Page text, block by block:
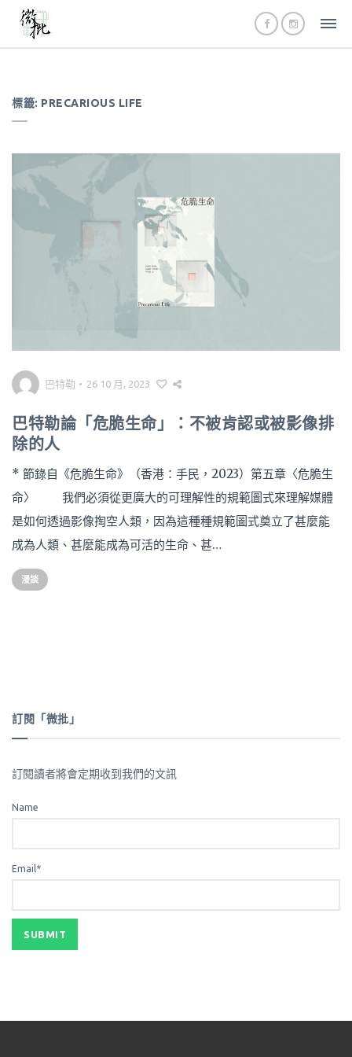
標籤: PRECARIOUS LIFE
巴特勒 • 26 10 月, 2023
巴特勒論「危脆生命」：不被肯認或被影像排
除的人
* 節錄自《危脆生命》（香港：手民，2023）第五章〈危脆生
命〉 我們必須從更廣大的可理解性的規範圖式來理解媒體
是如何透過影像掏空人類，因為這種種規範圖式奠立了甚麼能
成為人類、甚麼能成為可活的生命、甚…
漫談
訂閱「微批」
訂閱讀者將會定期收到我們的文訊
Name
Email*